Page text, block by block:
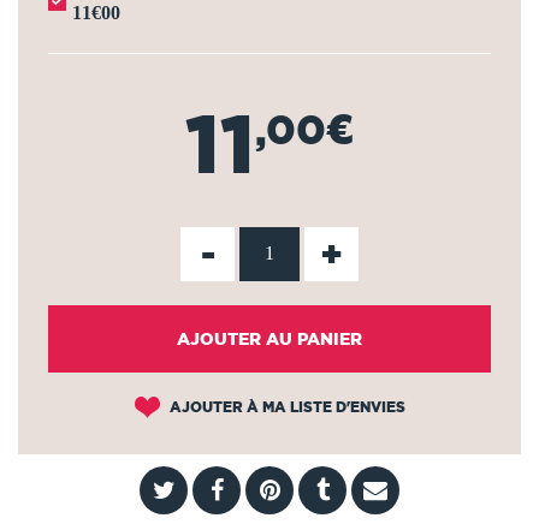
11€00
11,00€
- +
AJOUTER AU PANIER
AJOUTER À MA LISTE D'ENVIES